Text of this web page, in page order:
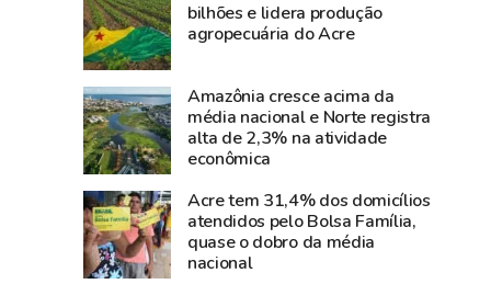
celebrar
os
124
anos
da
Revolução
Acreana
em
Xapuri
iniciava
guerra
para
fazer
Acre
bilhões e lidera produção
agropecuária do Acre
Amazônia cresce acima da
média nacional e Norte registra
alta de 2,3% na atividade
econômica
Acre tem 31,4% dos domicílios
atendidos pelo Bolsa Família,
quase o dobro da média
nacional